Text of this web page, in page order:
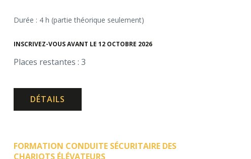
Durée : 4 h (partie théorique seulement)
INSCRIVEZ-VOUS AVANT LE 12 OCTOBRE 2026
Places restantes : 3
DÉTAILS
FORMATION CONDUITE SÉCURITAIRE DES
CHARIOTS ÉLÉVATEURS